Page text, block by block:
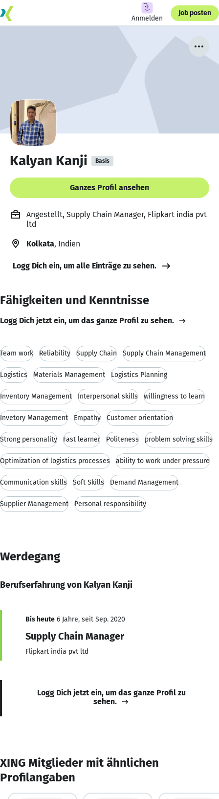
Anmelden
Job posten
Kalyan Kanji Basis
Ganzes Profil ansehen
Angestellt, Supply Chain Manager, Flipkart india pvt
ltd
Kolkata, Indien
Logg Dich ein, um alle Einträge zu sehen.
Fähigkeiten und Kenntnisse
Logg Dich jetzt ein, um das ganze Profil zu sehen.
Team work Reliability Supply Chain Supply Chain Management
Logistics Materials Management Logistics Planning
Inventory Management Interpersonal skills willingness to learn
Invetory Management Empathy Customer orientation
Strong personality Fast learner Politeness problem solving skills
Optimization of logistics processes ability to work under pressure
Communication skills Soft Skills Demand Management
Supplier Management Personal responsibility
Werdegang
Berufserfahrung von Kalyan Kanji
Bis heute 6 Jahre, seit Sep. 2020
Supply Chain Manager
Flipkart india pvt ltd
Logg Dich jetzt ein, um das ganze Profil zu
sehen.
XING Mitglieder mit ähnlichen
Profilangaben